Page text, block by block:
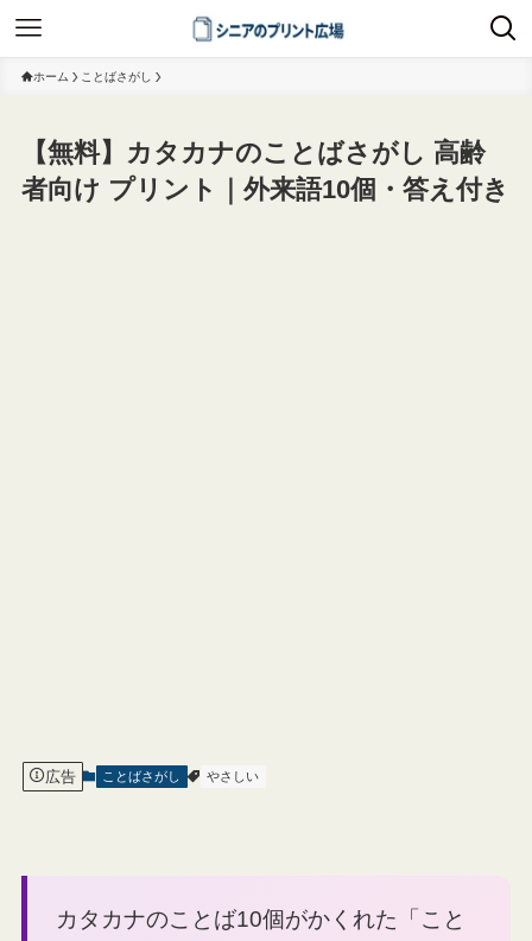
ホーム ことばさがし
【無料】カタカナのことばさがし 高齢
者向け プリント｜外来語10個・答え付き
広告 ことばさがし やさしい
カタカナのことば10個がかくれた「こと